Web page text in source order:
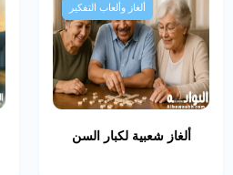
ألغاز وألعاب التفكير
ألغاز شعبية لكبار السن